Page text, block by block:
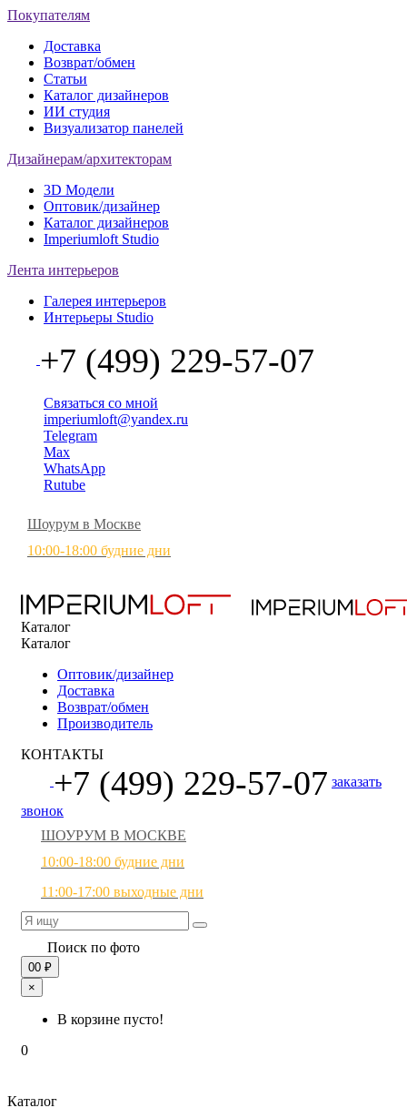
Покупателям
Доставка
Возврат/обмен
Статьи
Каталог дизайнеров
ИИ студия
Визуализатор панелей
Дизайнерам/архитекторам
3D Модели
Оптовик/дизайнер
Каталог дизайнеров
Imperiumloft Studio
Лента интерьеров
Галерея интерьеров
Интерьеры Studio
+7 (499) 229-57-07
Связаться со мной
imperiumloft@yandex.ru
Telegram
Max
WhatsApp
Rutube
Шоурум в Москве
10:00-18:00 будние дни
Каталог
Каталог
Оптовик/дизайнер
Доставка
Возврат/обмен
Производитель
КОНТАКТЫ
+7 (499) 229-57-07 заказать
звонок
ШОУРУМ В МОСКВЕ
10:00-18:00 будние дни
11:00-17:00 выходные дни
Поиск по фото
00 ₽
×
В корзине пусто!
0
Каталог